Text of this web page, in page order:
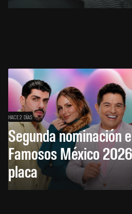
HACE 2 DÍAS
Segunda nominación
Famosos México
placa